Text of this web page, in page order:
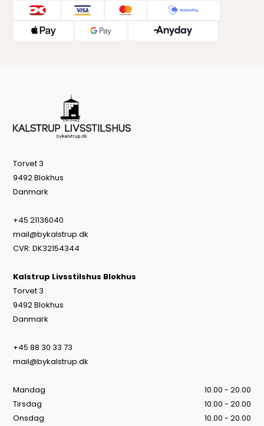
Torvet 3
9492 Blokhus
Danmark
+45 21136040
mail@bykalstrup.dk
CVR: DK32154344
Kalstrup Livsstilshus Blokhus
Torvet 3
9492 Blokhus
Danmark
+45 88 30 33 73
mail@bykalstrup.dk
Mandag
10.00 - 20.00
Tirsdag
10.00 - 20.00
Onsdag
10.00 - 20.00